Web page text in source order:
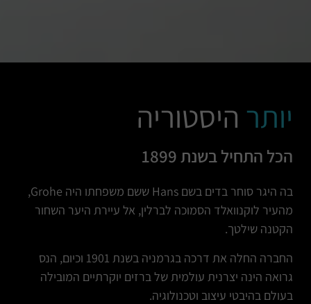
יותר היסטוריה
הכל התחיל בשנת 1899
בה היגר סוחר בדים בשם Hans ששם משפחתו היה Grohe,
מהעיר לוקנוואלד הסמוכה לברלין, אל עיירת היער השחור
הקטנה שילטך.
החברה החלה את דרכה בגרמניה בשנת 1901 וכיום, הנס
גרואה הינה יצרנית עולמית של ברזים יוקרתיים המובילה
בעולם בהיבטי עיצוב וטכנולוגיה.